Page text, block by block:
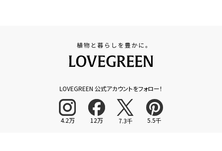
LOVEGREEN 公式アカウントをフォロー！
4.2万 12万 7.3千 5.5千